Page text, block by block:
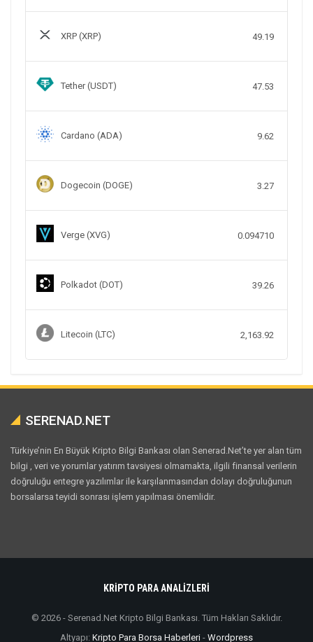
XRP (XRP) 49.19
Tether (USDT) 47.53
Cardano (ADA) 9.62
Dogecoin (DOGE) 3.27
Verge (XVG) 0.094710
Polkadot (DOT) 39.26
Litecoin (LTC) 2,163.92
SERENAD.NET
Türkiye’nin En Büyük Kripto Bilgi Bankası olan Senerad.Net’te yer alan tüm
bilgi , veri ve yorumlar yatırım tavsiyesi olmamakta, ilgili finansal verilerin
doğruluğu entegre yazılımlar ile karşılanmasından dolayı doğruluğunun
borsalarsa teyidi sonrası işlem yapılması önemlidir.
KRİPTO PARA ANALİZLERİ
© 2026 - Serenad.Net Kripto Bilgi Bankası. Tüm Hakları Saklıdır.
Altyapı: Kripto Para Borsa Haberleri - Wordpress